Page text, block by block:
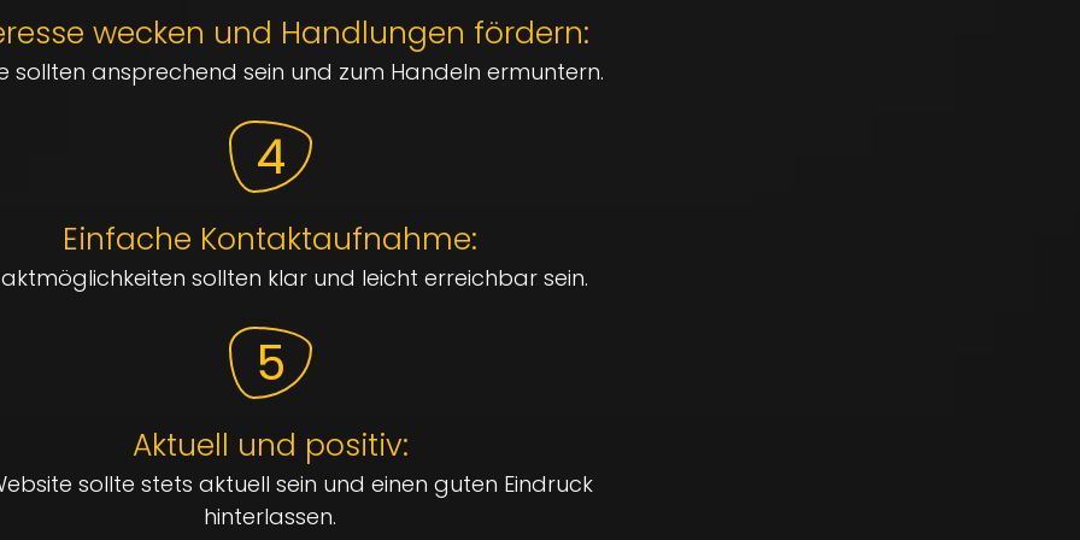
wecken und Handlungen fördern:
sollten ansprechend sein und zum Handeln ermuntern.
4
Einfache Kontaktaufnahme:
sollten klar und leicht erreichbar sein.
5
Aktuell und positiv:
sollte stets aktuell sein und einen guten Eindruck
hinterlassen.